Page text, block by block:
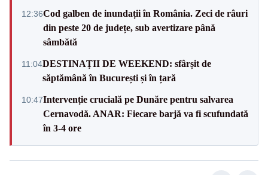
12:36Cod galben de inundații în România. Zeci de râuri
din peste 20 de județe, sub avertizare până
sâmbătă
11:04DESTINAȚII DE WEEKEND: sfârșit de
săptămână în București și în țară
10:47Intervenție crucială pe Dunăre pentru salvarea
Cernavodă. ANAR: Fiecare barjă va fi scufundată
în 3-4 ore